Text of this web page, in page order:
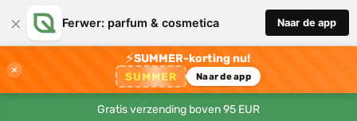
× Ferwer: parfum & cosmetica Naar de app
×
⚡SUMMER-korting nu!
SUMMER Naar de app
Gratis verzending boven 95 EUR